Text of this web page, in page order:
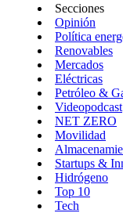
Secciones
Opinión
Política
Renovables
Mercados
Eléctricas
Petróleo &
Videopodcast
NET ZERO
Movilidad
Startups &
Hidrógeno
Top 10
Tech